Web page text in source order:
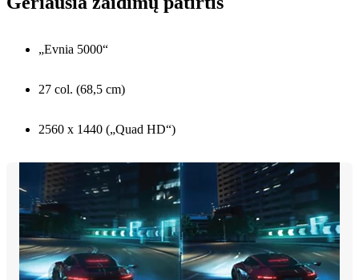
„Evnia 5000“
27 col. (68,5 cm)
2560 x 1440 („Quad HD“)